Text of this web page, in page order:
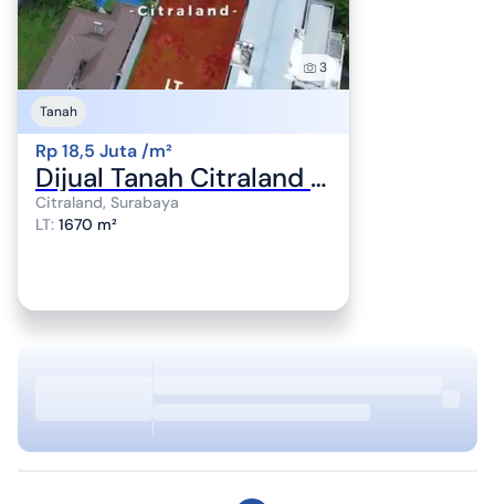
3
Tanah
Rp 18,5 Juta /m²
Dijual Tanah Citraland Cluster Delta Golf Surabaya
Citraland, Surabaya
LT: 1670 m²